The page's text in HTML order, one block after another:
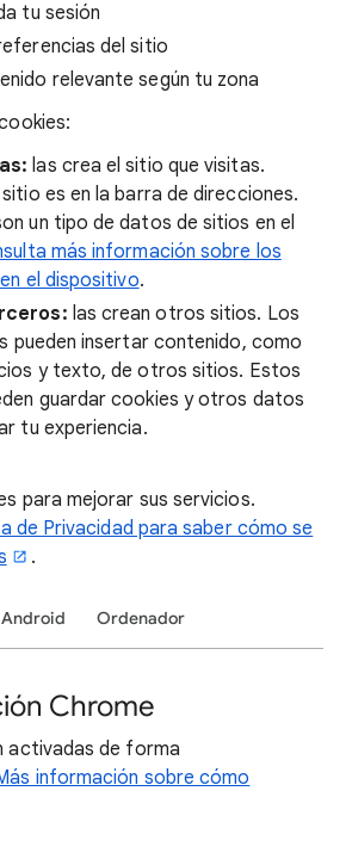
tu sesión
del sitio
relevante según tu zona
las crea el sitio que visitas.
es en la barra de direcciones.
un tipo de datos de sitios en el
más información sobre los
el dispositivo.
las crean otros sitios. Los
pueden insertar contenido, como
y texto, de otros sitios. Estos
guardar cookies y otros datos
tu experiencia.
para mejorar sus servicios.
de Privacidad para saber cómo se
.
Android Ordenador
Chrome
activadas de forma
información sobre cómo